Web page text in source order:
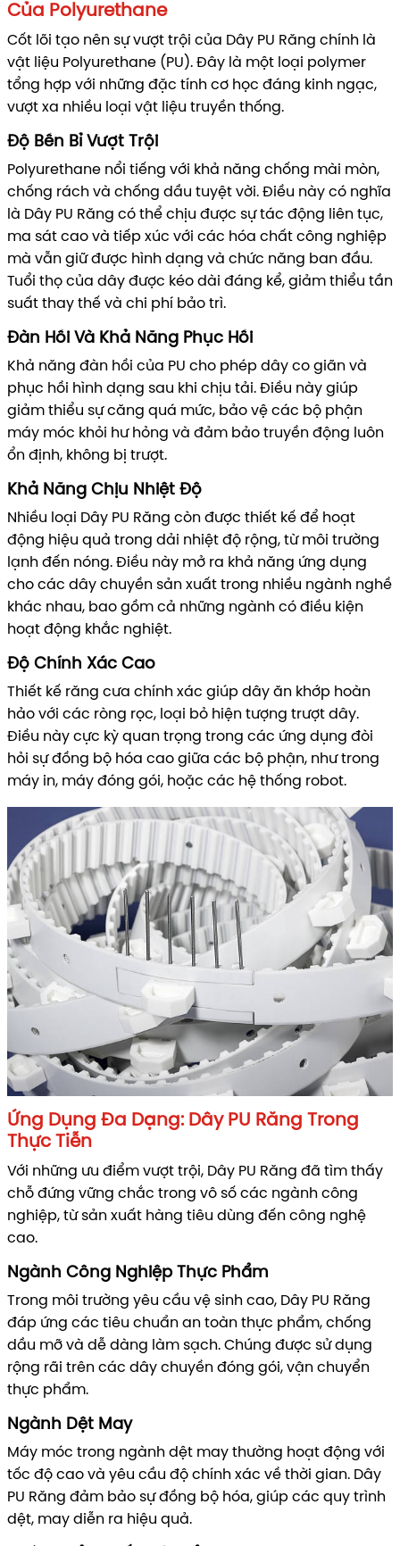
Của Polyurethane
Cốt lõi tạo nên sự vượt trội của Dây PU Răng chính là
vật liệu Polyurethane (PU). Đây là một loại polymer
tổng hợp với những đặc tính cơ học đáng kinh ngạc,
vượt xa nhiều loại vật liệu truyền thống.
Độ Bền Bỉ Vượt Trội
Polyurethane nổi tiếng với khả năng chống mài mòn,
chống rách và chống dầu tuyệt vời. Điều này có nghĩa
là Dây PU Răng có thể chịu được sự tác động liên tục,
ma sát cao và tiếp xúc với các hóa chất công nghiệp
mà vẫn giữ được hình dạng và chức năng ban đầu.
Tuổi thọ của dây được kéo dài đáng kể, giảm thiểu tần
suất thay thế và chi phí bảo trì.
Đàn Hồi Và Khả Năng Phục Hồi
Khả năng đàn hồi của PU cho phép dây co giãn và
phục hồi hình dạng sau khi chịu tải. Điều này giúp
giảm thiểu sự căng quá mức, bảo vệ các bộ phận
máy móc khỏi hư hỏng và đảm bảo truyền động luôn
ổn định, không bị trượt.
Khả Năng Chịu Nhiệt Độ
Nhiều loại Dây PU Răng còn được thiết kế để hoạt
động hiệu quả trong dải nhiệt độ rộng, từ môi trường
lạnh đến nóng. Điều này mở ra khả năng ứng dụng
cho các dây chuyền sản xuất trong nhiều ngành nghề
khác nhau, bao gồm cả những ngành có điều kiện
hoạt động khắc nghiệt.
Độ Chính Xác Cao
Thiết kế răng cưa chính xác giúp dây ăn khớp hoàn
hảo với các ròng rọc, loại bỏ hiện tượng trượt dây.
Điều này cực kỳ quan trọng trong các ứng dụng đòi
hỏi sự đồng bộ hóa cao giữa các bộ phận, như trong
máy in, máy đóng gói, hoặc các hệ thống robot.
Ứng Dụng Đa Dạng: Dây PU Răng Trong
Thực Tiễn
Với những ưu điểm vượt trội, Dây PU Răng đã tìm thấy
chỗ đứng vững chắc trong vô số các ngành công
nghiệp, từ sản xuất hàng tiêu dùng đến công nghệ
cao.
Ngành Công Nghiệp Thực Phẩm
Trong môi trường yêu cầu vệ sinh cao, Dây PU Răng
đáp ứng các tiêu chuẩn an toàn thực phẩm, chống
dầu mỡ và dễ dàng làm sạch. Chúng được sử dụng
rộng rãi trên các dây chuyền đóng gói, vận chuyển
thực phẩm.
Ngành Dệt May
Máy móc trong ngành dệt may thường hoạt động với
tốc độ cao và yêu cầu độ chính xác về thời gian. Dây
PU Răng đảm bảo sự đồng bộ hóa, giúp các quy trình
dệt, may diễn ra hiệu quả.